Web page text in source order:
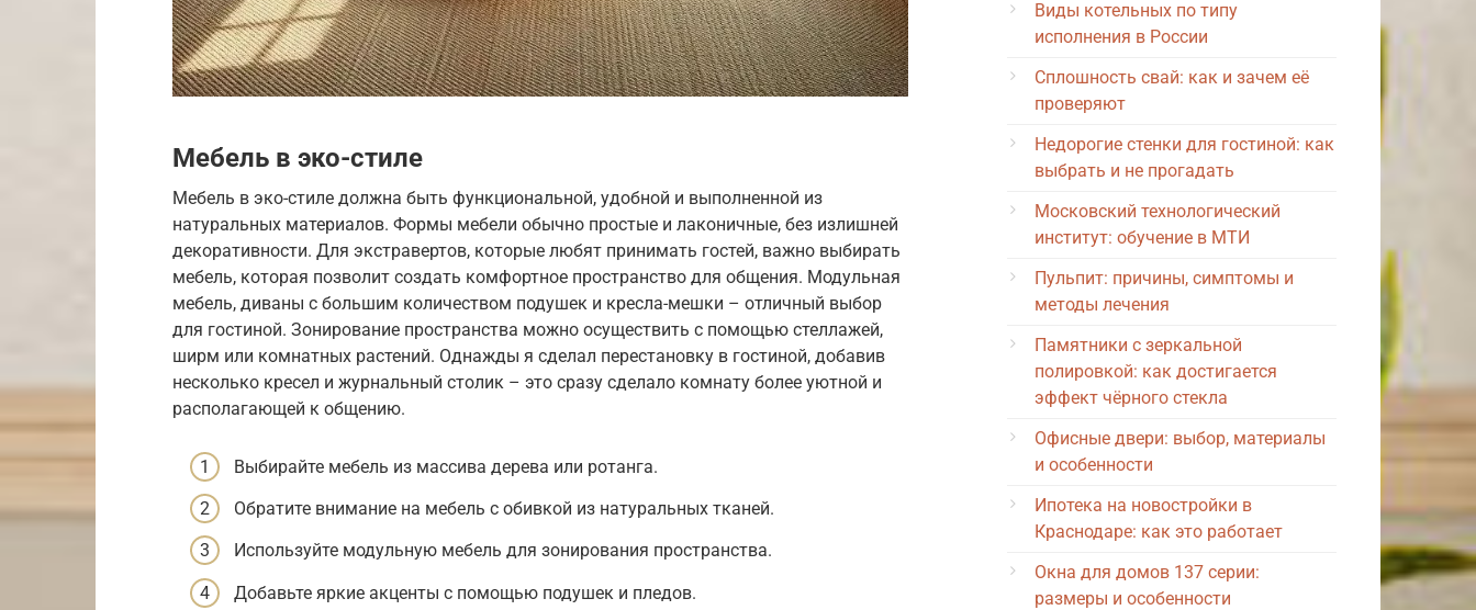
Мебель в эко-стиле
Мебель в эко-стиле должна быть функциональной, удобной и выполненной из
натуральных материалов. Формы мебели обычно простые и лаконичные, без излишней
декоративности. Для экстравертов, которые любят принимать гостей, важно выбирать
мебель, которая позволит создать комфортное пространство для общения. Модульная
мебель, диваны с большим количеством подушек и кресла-мешки – отличный выбор
для гостиной. Зонирование пространства можно осуществить с помощью стеллажей,
ширм или комнатных растений. Однажды я сделал перестановку в гостиной, добавив
несколько кресел и журнальный столик – это сразу сделало комнату более уютной и
располагающей к общению.
Выбирайте мебель из массива дерева или ротанга.
Обратите внимание на мебель с обивкой из натуральных тканей.
Используйте модульную мебель для зонирования пространства.
Добавьте яркие акценты с помощью подушек и пледов.
Виды котельных по типу
исполнения в России
Сплошность свай: как и зачем её
проверяют
Недорогие стенки для гостиной: как
выбрать и не прогадать
Московский технологический
институт: обучение в МТИ
Пульпит: причины, симптомы и
методы лечения
Памятники с зеркальной
полировкой: как достигается
эффект чёрного стекла
Офисные двери: выбор, материалы
и особенности
Ипотека на новостройки в
Краснодаре: как это работает
Окна для домов 137 серии:
размеры и особенности